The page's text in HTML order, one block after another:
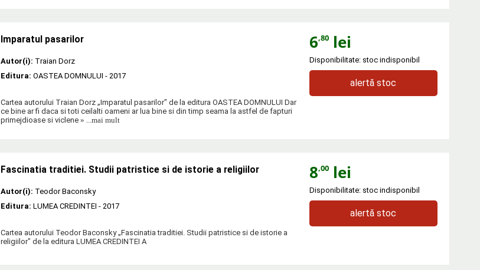
Imparatul pasarilor
Autor(i): Traian Dorz
Editura: OASTEA DOMNULUI - 2017
Cartea autorului Traian Dorz „Imparatul pasarilor" de la editura OASTEA DOMNULUI Dar
ce bine ar fi daca si toti ceilalti oameni ar lua bine si din timp seama la astfel de fapturi
primejdioase si viclene » ...mai mult
6,80lei
Disponibilitate: stoc indisponibil
alertă stoc
Fascinatia traditiei. Studii patristice si de istorie a religiilor
Autor(i): Teodor Baconsky
Editura: LUMEA CREDINTEI - 2017
Cartea autorului Teodor Baconsky „Fascinatia traditiei. Studii patristice si de istorie a
religiilor" de la editura LUMEA CREDINTEI A
8,00lei
Disponibilitate: stoc indisponibil
alertă stoc